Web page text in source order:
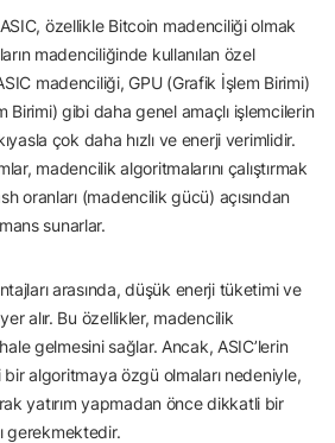
özellikle Bitcoin madenciliği olmak
madenciliğinde kullanılan özel
madenciliği, GPU (Grafik İşlem Birimi)
Birimi) gibi daha genel amaçlı işlemcilerin
çok daha hızlı ve enerji verimlidir.
madencilik algoritmalarını çalıştırmak
oranları (madencilik gücü) açısından
sunarlar.
arasında, düşük enerji tüketimi ve
alır. Bu özellikler, madencilik
gelmesini sağlar. Ancak, ASIC’lerin
algoritmaya özgü olmaları nedeniyle,
yatırım yapmadan önce dikkatli bir
gerekmektedir.